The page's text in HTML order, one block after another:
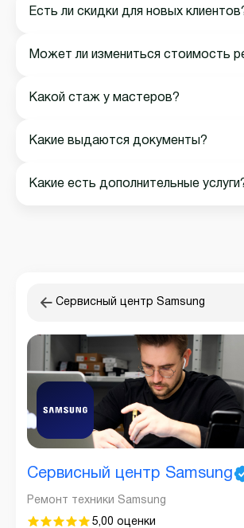
Есть ли скидки для новых
Может ли измениться стоимость
Какой стаж у мастеров?
Какие выдаются документы?
Какие есть дополнительные
Сервисный центр Samsung
Сервисный центр Samsung
Ремонт техники Samsung
5,00 оценки